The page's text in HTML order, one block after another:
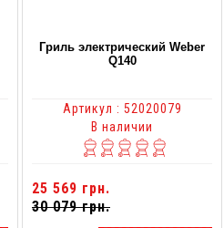
Гриль электрический Weber
Q140
Артикул : 52020079
В наличии
25 569 грн.
30 079 грн.